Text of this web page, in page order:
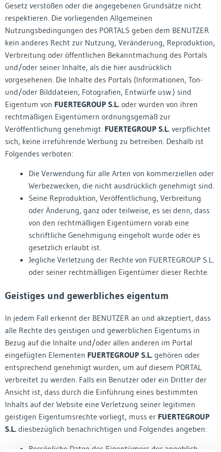
Gesetz verstoßen oder die angegebenen Grundsätze nicht
respektieren. Die vorliegenden Allgemeinen
Nutzungsbedingungen des PORTALS geben dem BENUTZER
kein anderes Recht zur Nutzung, Veränderung, Reproduktion,
Verbreitung oder öffentlichen Bekanntmachung des Portals
und/oder seiner Inhalte, als die hier ausdrücklich
vorgesehenen. Die Inhalte des Portals (Informationen, Ton-
und/oder Bilddateien, Fotografien, Entwürfe usw.) sind
Eigentum von FUERTEGROUP S.L. oder wurden von ihren
rechtmäßigen Eigentümern ordnungsgemäß zur
Veröffentlichung genehmigt. FUERTEGROUP S.L. verpflichtet
sich, keine irreführende Werbung zu betreiben. Deshalb ist
Folgendes verboten:
Die Verwendung für alle Arten von kommerziellen oder
Werbezwecken, die nicht ausdrücklich genehmigt sind.
Seine Reproduktion, Veröffentlichung, Verbreitung
oder Änderung, ganz oder teilweise, es sei denn, dass
von den rechtmäßigen Eigentümern vorab eine
schriftliche Genehmigung eingeholt wurde oder es
gesetzlich erlaubt ist.
Jegliche Verletzung der Rechte von FUERTEGROUP S.L.
oder seiner rechtmäßigen Eigentümer dieser Rechte.
Geistiges und gewerbliches eigentum
In jedem Fall erkennt der BENUTZER an und akzeptiert, dass
alle Rechte des geistigen und gewerblichen Eigentums in
Bezug auf die Inhalte und/oder allen anderen im Portal
eingefügten Elementen FUERTEGROUP S.L. gehören oder
entsprechend genehmigt wurden, um auf diesem PORTAL
verbreitet zu werden. Falls ein Benutzer oder ein Dritter der
Ansicht ist, dass durch die Einführung eines bestimmten
Inhalts auf der Website eine Verletzung seiner legitimen
geistigen Eigentumsrechte vorliegt, muss er FUERTEGROUP
S.L. diesbezüglich benachrichtigen und Folgendes angeben:
Persönliche Daten des Eigentümers der angeblich